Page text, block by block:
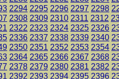
2294 2295 2296 2297 2298
2308 2309 2310 2311 2312
2322 2323 2324 2325 2326
2336 2337 2338 2339 2340
2350 2351 2352 2353 2354
2364 2365 2366 2367 2368
2378 2379 2380 2381 2382
2392 2393 2394 2395 2396